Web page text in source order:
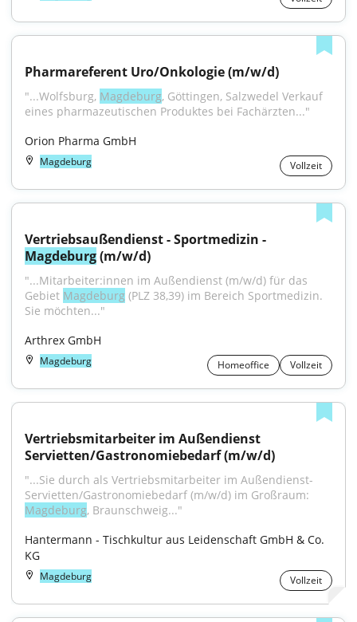
Pharmareferent Uro/Onkologie (m/w/d)
"...Wolfsburg, Magdeburg, Göttingen, Salzwedel Verkauf
eines pharmazeutischen Produktes bei Fachärzten..."
Orion Pharma GmbH
Magdeburg Vollzeit
Magdeburg (m/w/d)
"...Mitarbeiter:innen im Außendienst (m/w/d) für das
Gebiet Magdeburg (PLZ 38,39) im Bereich Sportmedizin.
Sie möchten..."
Arthrex GmbH
Magdeburg Homeoffice Vollzeit
Vertriebsmitarbeiter im Außendienst
Servietten/Gastronomiebedarf (m/w/d)
"...Sie durch als Vertriebsmitarbeiter im Außendienst-
Magdeburg, Braunschweig..."
Hantermann - Tischkultur aus Leidenschaft GmbH & Co.
KG
Magdeburg Vollzeit